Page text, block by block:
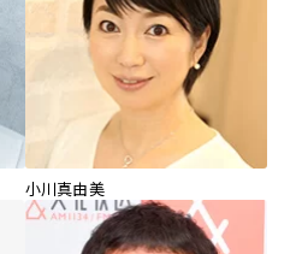
小川真由美